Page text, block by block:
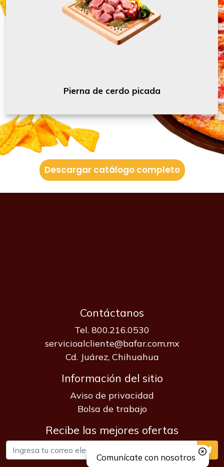
Pierna de cerdo picada
Descargar catálogo completo
Contáctanos
Tel. 800.216.0530
servicioalcliente@bafar.com.mx
Cd. Juárez, Chihuahua
Información del sitio
Aviso de privacidad
Bolsa de trabajo
Recibe las mejores ofertas
Comunícate con nosotros